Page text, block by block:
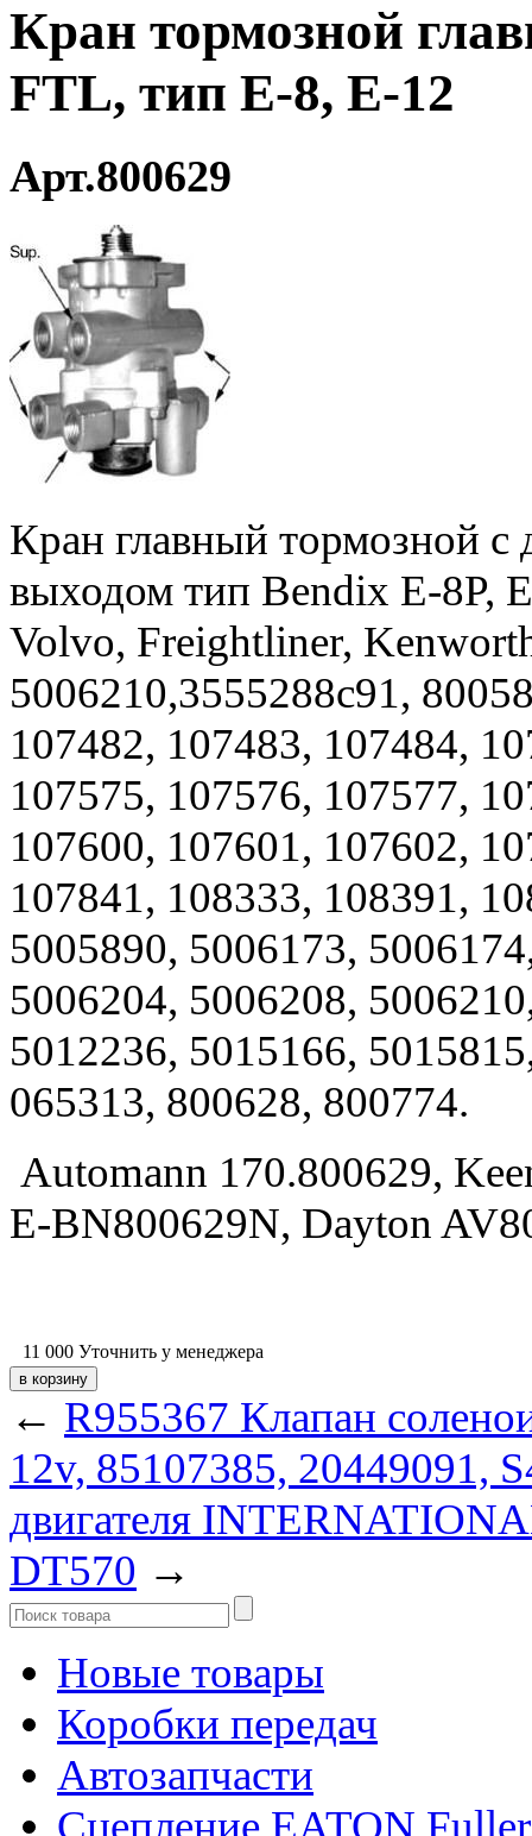
Кран тормозной
FTL, тип E-8, E-12
Арт.800629
Кран главный тормозной
выходом тип Bendix E-8P,
Volvo, Freightliner,
5006210,3555288c91,
107482, 107483, 107484,
107575, 107576, 107577,
107600, 107601, 107602,
107841, 108333, 108391,
5005890, 5006173,
5006204, 5006208,
5012236, 5015166,
065313, 800628, 800774.
Automann 170.800629,
E-BN800629N, Dayton
11 000 Уточнить у менеджера
← R955367 Клапан
12v, 85107385, 20449091,
двигателя
DT570 →
Новые товары
Коробки передач
Автозапчасти
Сцепление EATON